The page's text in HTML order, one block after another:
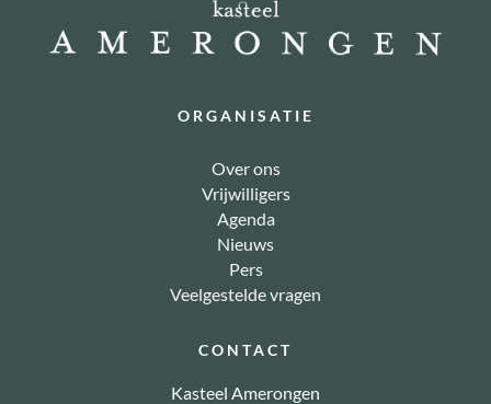
ORGANISATIE
Over ons
Vrijwilligers
Agenda
Nieuws
Pers
Veelgestelde vragen
CONTACT
Kasteel Amerongen